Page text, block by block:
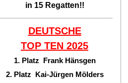
in 15 Regatten!!
DEUTSCHE
TOP TEN 2025
1. Platz Frank Hänsgen
2. Platz Kai-Jürgen Mölders